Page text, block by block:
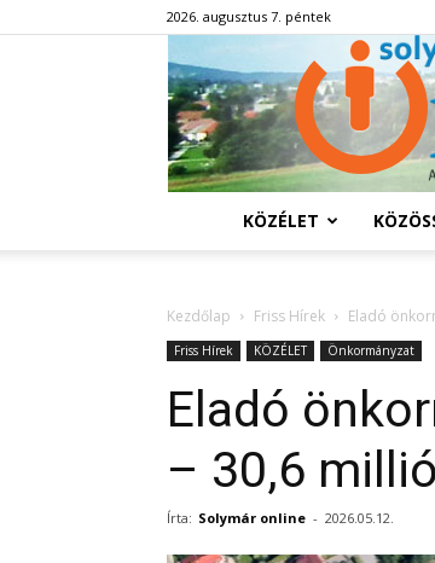
2026. augusztus 7. péntek
KÖZÉLET
Kezdőlap Friss Hírek Eladó
Friss Hírek KÖZÉLET Önkormányzat
Eladó
– 30,6
Írta: Solymár online - 2026.05.12.